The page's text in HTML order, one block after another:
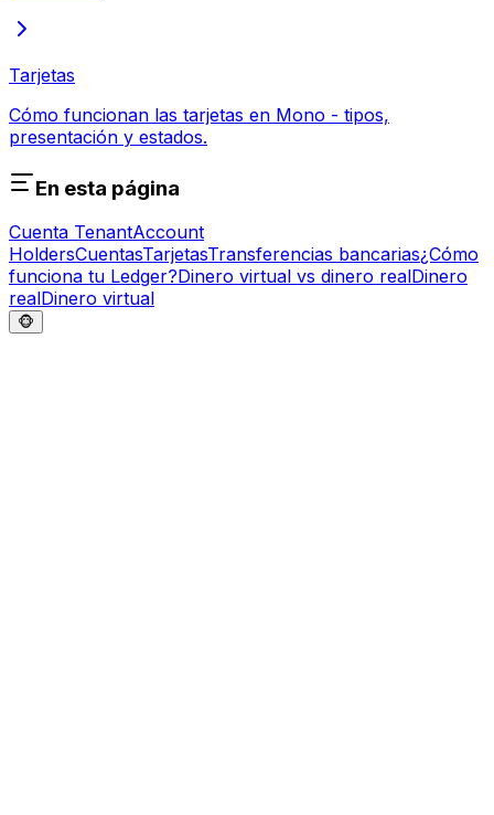
Tarjetas
Cómo funcionan las tarjetas en Mono - tipos,
presentación y estados.
En esta página
Cuenta TenantAccount
HoldersCuentasTarjetasTransferencias bancarias¿Cómo
funciona tu Ledger?Dinero virtual vs dinero realDinero
realDinero virtual
🐵